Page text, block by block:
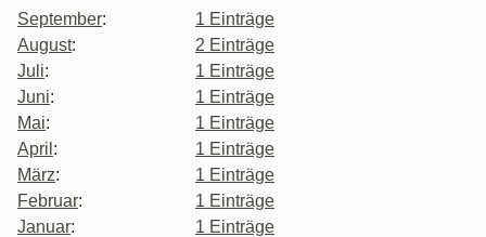
September:
1 Einträge
August:
2 Einträge
Juli:
1 Einträge
Juni:
1 Einträge
Mai:
1 Einträge
April :
1 Einträge
März:
1 Einträge
Februar:
1 Einträge
Januar: 1 Einträge